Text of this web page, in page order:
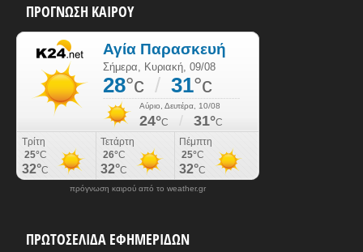
ΠΡΟΓΝΩΣΗ ΚΑΙΡΟΥ
πρόγνωση καιρού από το weather.gr
ΠΡΩΤΟΣΕΛΙΔΑ ΕΦΗΜΕΡΙΔΩΝ